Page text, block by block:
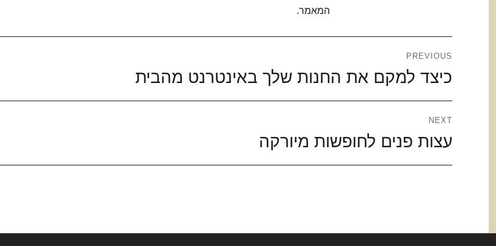
המאמר.
ניווט
PREVIOUS
Previous
post:
כיצד למקם את החנות שלך באינטרנט מהבית
NEXT
Next
post:
עצות פנים לחופשות מיורקה